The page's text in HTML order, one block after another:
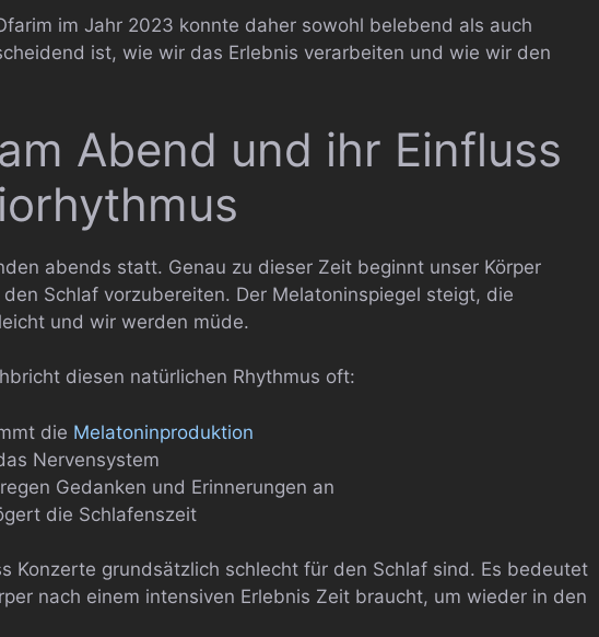
im Jahr 2023 konnte daher sowohl belebend als auch
ist, wie wir das Erlebnis verarbeiten und wie wir den
Abend und ihr Einfluss
abends statt. Genau zu dieser Zeit beginnt unser Körper
Schlaf vorzubereiten. Der Melatoninspiegel steigt, die
und wir werden müde.
diesen natürlichen Rhythmus oft:
die Melatoninproduktion
Nervensystem
Gedanken und Erinnerungen an
die Schlafenszeit
Konzerte grundsätzlich schlecht für den Schlaf sind. Es bedeutet
nach einem intensiven Erlebnis Zeit braucht, um wieder in den